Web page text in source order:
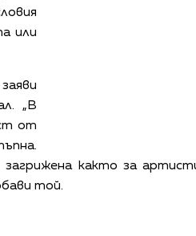
или
„В
от
както за
той.